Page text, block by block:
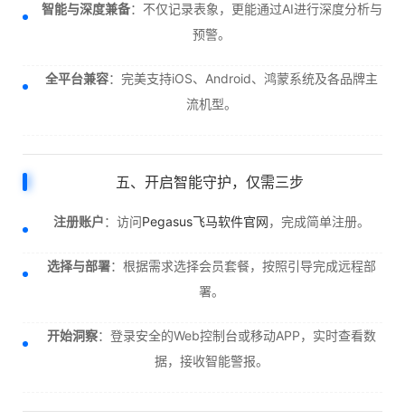
智能与深度兼备：不仅记录表象，更能通过AI进行深度分析与
预警。
全平台兼容：完美支持iOS、Android、鸿蒙系统及各品牌主
流机型。
五、开启智能守护，仅需三步
注册账户：访问Pegasus飞马软件官网，完成简单注册。
选择与部署：根据需求选择会员套餐，按照引导完成远程部
署。
开始洞察：登录安全的Web控制台或移动APP，实时查看数
据，接收智能警报。